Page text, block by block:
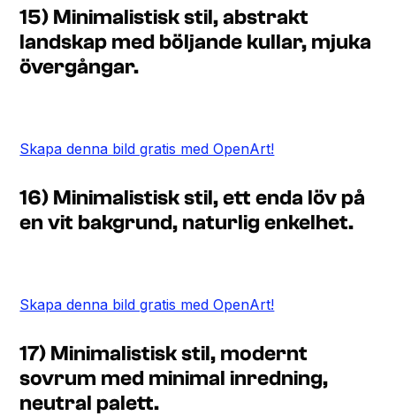
15) Minimalistisk stil, abstrakt
landskap med böljande kullar, mjuka
övergångar.
Skapa denna bild gratis med OpenArt!
16) Minimalistisk stil, ett enda löv på
en vit bakgrund, naturlig enkelhet.
Skapa denna bild gratis med OpenArt!
17) Minimalistisk stil, modernt
sovrum med minimal inredning,
neutral palett.